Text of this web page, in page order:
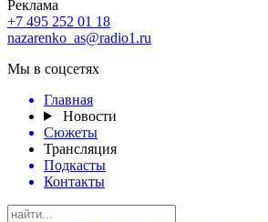
Реклама
+7 495 252 01 18
nazarenko_as@radio1.ru
Мы в соцсетях
Главная
Новости
Сюжеты
Трансляция
Подкасты
Контакты